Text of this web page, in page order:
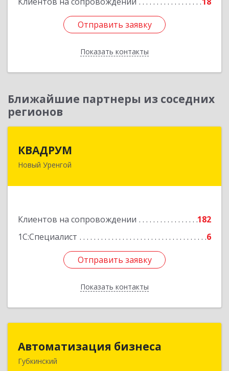
Отправить заявку
Показать контакты
Отправить заявку
Назад
Ближайшие партнеры из соседних
регионов
КВАДРУМ
Новый Уренгой
Клиентов на сопровождении
182
1С:Специалист
6
Отправить заявку
Показать контакты
629309, Ямало-Ненецкий АО, Новый Уренгой г,
Отправить заявку
Назад
Автоматизация бизнеса
Губкинский
Автоматизация бизнеса
629830, Ямало-Ненецкий АО, Губкинский г,